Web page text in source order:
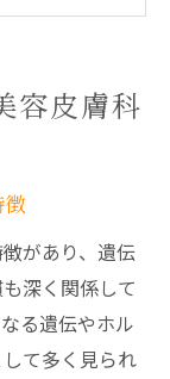
りやすく解
係性
の基礎知識
い紫外線対
のポイント
容皮膚科
徴
があり、遺伝
深く関係して
る遺伝やホル
て多く見られ